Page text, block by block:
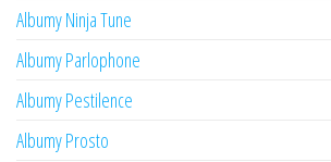
Albumy Ninja Tune
Albumy Parlophone
Albumy Pestilence
Albumy Prosto